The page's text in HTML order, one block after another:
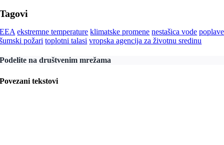
Tagovi
EEA ekstremne temperature klimatske promene nestašica vode poplave
šumski požari toplotni talasi vropska agencija za životnu sredinu
Podelite na društvenim mrežama
Povezani tekstovi